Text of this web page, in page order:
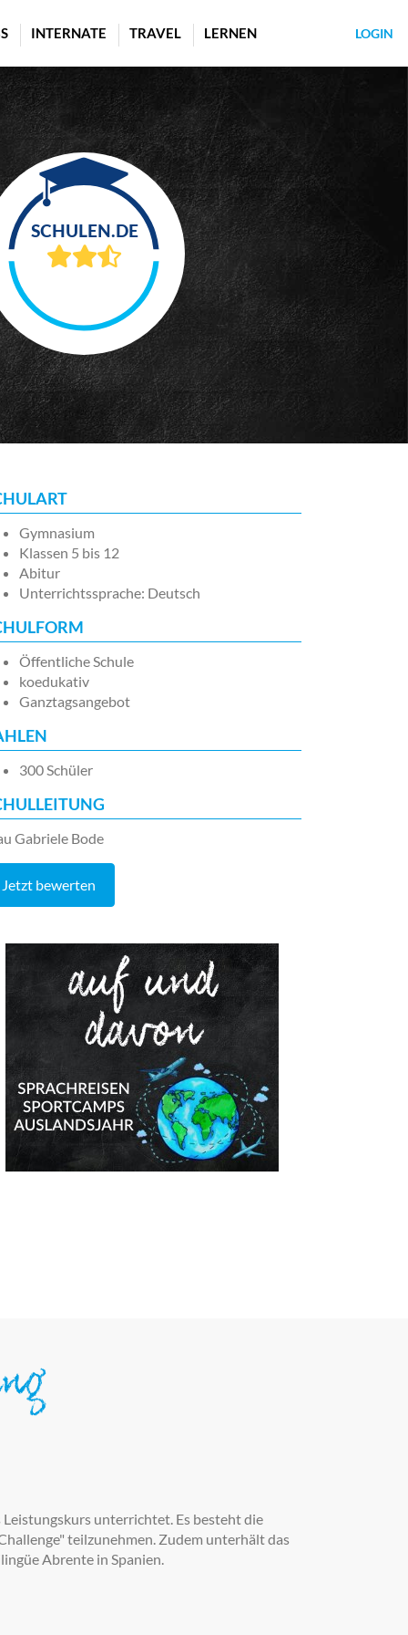
INTERNATE TRAVEL LERNEN LOGIN
Gymnasium
Klassen 5 bis 12
Abitur
Unterrichtssprache: Deutsch
Öffentliche Schule
koedukativ
Ganztagsangebot
300 Schüler
Gabriele Bode
Jetzt bewerten
unterrichtet. Es besteht die
teilzunehmen. Zudem unterhält das
Abrente in Spanien.